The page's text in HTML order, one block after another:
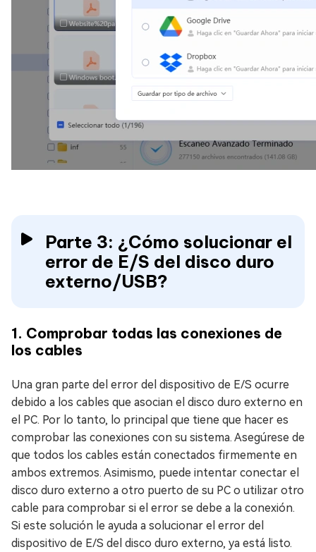
Parte 3: ¿Cómo solucionar el
error de E/S del disco duro
externo/USB?
1. Comprobar todas las conexiones de
los cables
Una gran parte del error del dispositivo de E/S ocurre
debido a los cables que asocian el disco duro externo en
el PC. Por lo tanto, lo principal que tiene que hacer es
comprobar las conexiones con su sistema. Asegúrese de
que todos los cables están conectados firmemente en
ambos extremos. Asimismo, puede intentar conectar el
disco duro externo a otro puerto de su PC o utilizar otro
cable para comprobar si el error se debe a la conexión.
Si este solución le ayuda a solucionar el error del
dispositivo de E/S del disco duro externo, ya está listo.